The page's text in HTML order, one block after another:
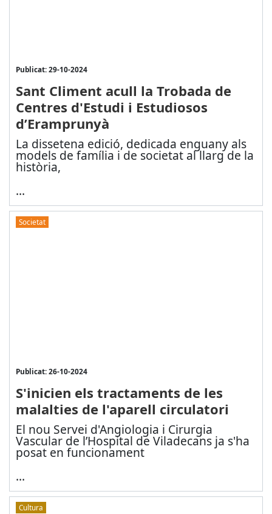
Publicat: 29-10-2024
Sant Climent acull la Trobada de
Centres d'Estudi i Estudiosos
d’Eramprunyà
La dissetena edició, dedicada enguany als
models de família i de societat al llarg de la
història,
...
Societat
Publicat: 26-10-2024
S'inicien els tractaments de les
malalties de l'aparell circulatori
El nou Servei d'Angiologia i Cirurgia
Vascular de l’Hospital de Viladecans ja s'ha
posat en funcionament
...
Cultura